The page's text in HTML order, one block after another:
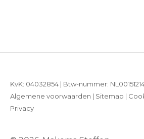
KvK: 04032854 | Btw-nummer:
Algemene voorwaarden | Sitemap |
Privacy